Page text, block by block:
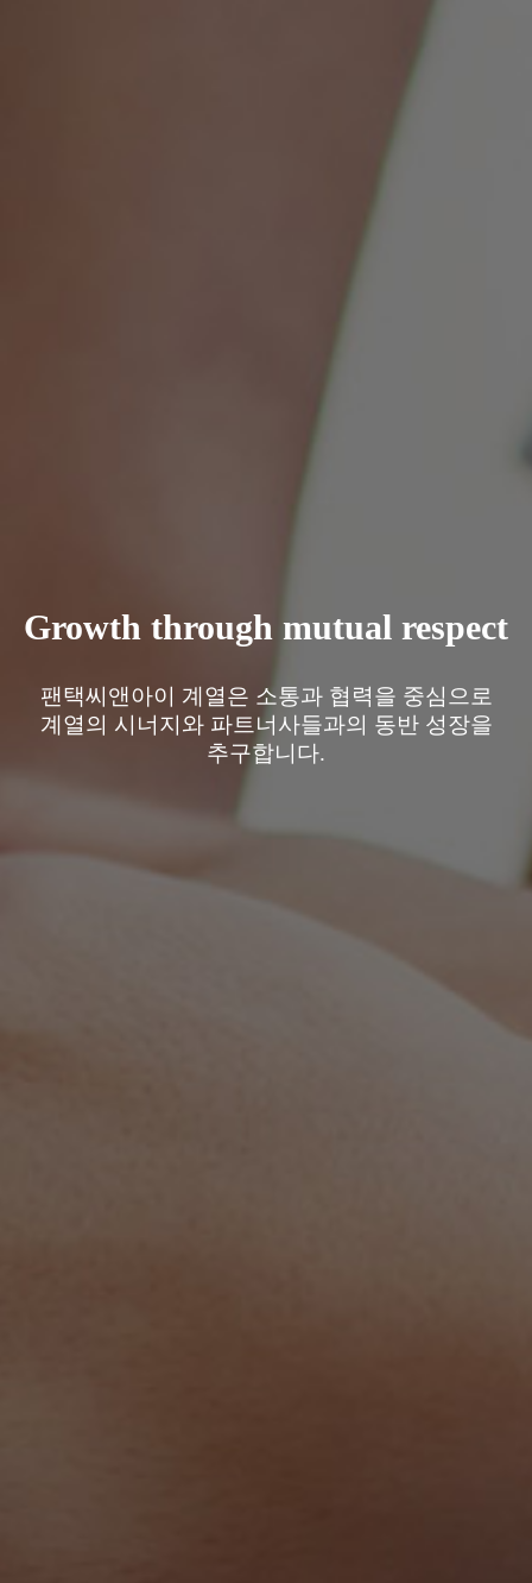
Growth through mutual respect
팬택씨앤아이 계열은 소통과 협력을 중심으로
계열의 시너지와 파트너사들과의 동반 성장을
추구합니다.